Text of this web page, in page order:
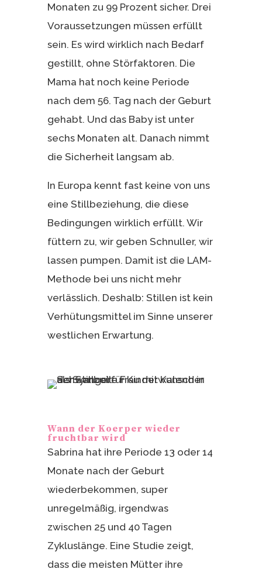
Monaten zu 99 Prozent sicher. Drei
Voraussetzungen müssen erfüllt
sein. Es wird wirklich nach Bedarf
gestillt, ohne Störfaktoren. Die
Mama hat noch keine Periode
nach dem 56. Tag nach der Geburt
gehabt. Und das Baby ist unter
sechs Monaten alt. Danach nimmt
die Sicherheit langsam ab.
In Europa kennt fast keine von uns
eine Stillbeziehung, die diese
Bedingungen wirklich erfüllt. Wir
füttern zu, wir geben Schnuller, wir
lassen pumpen. Damit ist die LAM-
Methode bei uns nicht mehr
verlässlich. Deshalb: Stillen ist kein
Verhütungsmittel im Sinne unserer
westlichen Erwartung.
Wann der Koerper wieder
fruchtbar wird
Sabrina hat ihre Periode 13 oder 14
Monate nach der Geburt
wiederbekommen, super
unregelmäßig, irgendwas
zwischen 25 und 40 Tagen
Zykluslänge. Eine Studie zeigt,
dass die meisten Mütter ihre